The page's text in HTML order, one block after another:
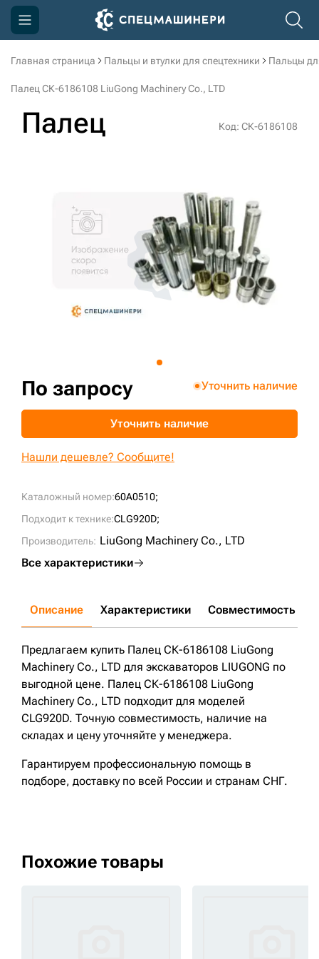
Главная страница Пальцы и втулки для спецтехники Пальцы
Палец СК-6186108 LiuGong Machinery Cо., LTD
Палец Код: СК-6186108
Каталожный номер:60A0510;
Подходит к технике:CLG920D;
Производитель: LiuGong Machinery Cо., LTD
Все характеристики
По запросу Уточнить наличие
Уточнить наличие
Нашли дешевле? Сообщите!
Описание Характеристики Совместимость
Предлагаем купить Палец СК-6186108 LiuGong
Machinery Cо., LTD для экскаваторов LIUGONG по
выгодной цене. Палец СК-6186108 LiuGong
Machinery Cо., LTD подходит для моделей
CLG920D. Точную совместимость, наличие на
складах и цену уточняйте у менеджера.
Гарантируем профессиональную помощь в
подборе, доставку по всей России и странам СНГ.
Похожие товары
Компания
Доставка и оплата
3D тур по производству
3D тур по складам
sksale@skdst.ru